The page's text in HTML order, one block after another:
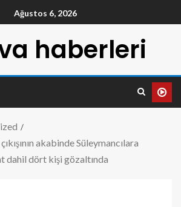
Ağustos 6, 2026
haberleri
çıkışının akabinde Süleymancılara
dahil dört kişi gözaltında